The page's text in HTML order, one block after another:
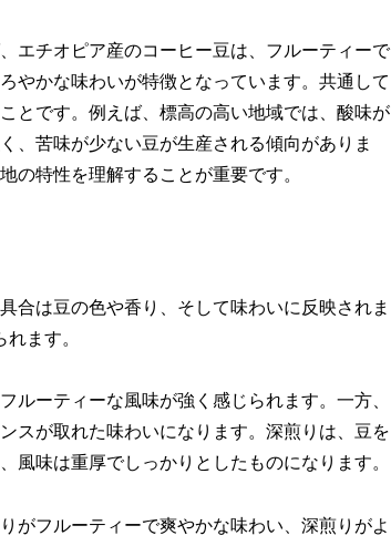
エチオピア産のコーヒー豆は、フルーティーで
やかな味わいが特徴となっています。共通して
とです。例えば、標高の高い地域では、酸味が
、苦味が少ない豆が生産される傾向がありま
の特性を理解することが重要です。
合は豆の色や香り、そして味わいに反映されま
ます。
ルーティーな風味が強く感じられます。一方、
スが取れた味わいになります。深煎りは、豆を
風味は重厚でしっかりとしたものになります。
がフルーティーで爽やかな味わい、深煎りがよ